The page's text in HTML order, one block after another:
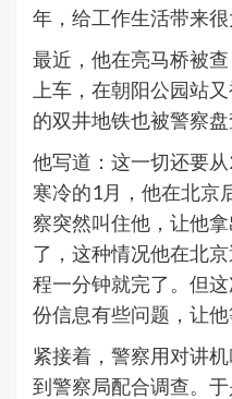
年，给工作生活带来很
最近，他在亮马桥被
上车，在朝阳公园站
的双井地铁也被警察盘
他写道：这一切还要
寒冷的1月，他在北京
察突然叫住他，让他
了，这种情况他在北
程一分钟就完了。但
份信息有些问题，让他
紧接着，警察用对讲
到警察局配合调查。